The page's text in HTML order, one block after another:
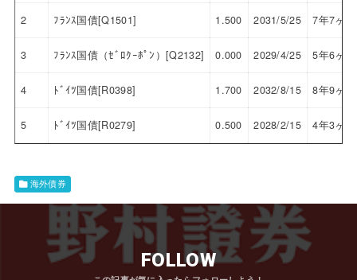
2 ﾌﾗﾝｽ国債[Q1501] 1.500 2031/5/25 7年7ヶ月
3 ﾌﾗﾝｽ国債（ｾﾞﾛｸｰﾎﾟﾝ）[Q2132] 0.000 2029/4/25 5年6ヶ月
4 ﾄﾞｲﾂ国債[R0398] 1.700 2032/8/15 8年9ヶ月
5 ﾄﾞｲﾂ国債[R0279] 0.500 2028/2/15 4年3ヶ月
海外債券
FOLLOW